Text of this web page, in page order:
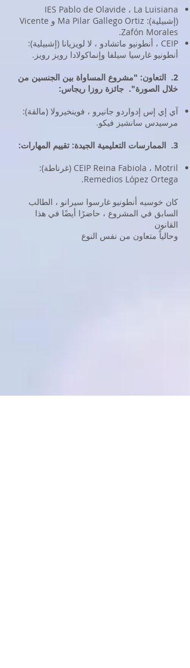
IES Pablo de Olavide ، La Luisiana
(إشبيلية): Ma Pilar Gallego Ortiz و Vicente
Zafón Morales.
CEIP ، أنطونيو ماتشادو ، لا لويزيانا (إشبيلية):
أنطونيو غارسيا سيلفا وإنماكولادا رويز رويز.
2.
التعاون: "مشروع المساواة بين الجنسين من
خلال الصورة". جائزة روزا ريجاس:
آي إي إس إدواردو جانيرو ، فوينخيرولا (مالقة):
مرسيدس سانشيز فيكو.
3.
الممارسات التعليمية الجيدة: تقييم المهارات:
CEIP Reina Fabiola ، Motril (غرناطة):
Remedios López Ortega.
كان خوسيه أنطونيو غارسوا سيرانو ، الطالب
السابق في المشروع ، حاضرًا أيضًا في هذا
القانون
وحالياً متعاون من نفس النوع